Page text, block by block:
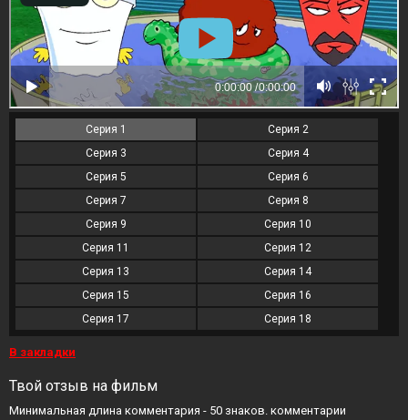
Серия 1
Серия 2
Серия 3
Серия 4
Серия 5
Серия 6
Серия 7
Серия 8
Серия 9
Серия 10
Серия 11
Серия 12
Серия 13
Серия 14
Серия 15
Серия 16
Серия 17
Серия 18
В закладки
Твой отзыв на фильм
Минимальная длина комментария - 50 знаков. комментарии